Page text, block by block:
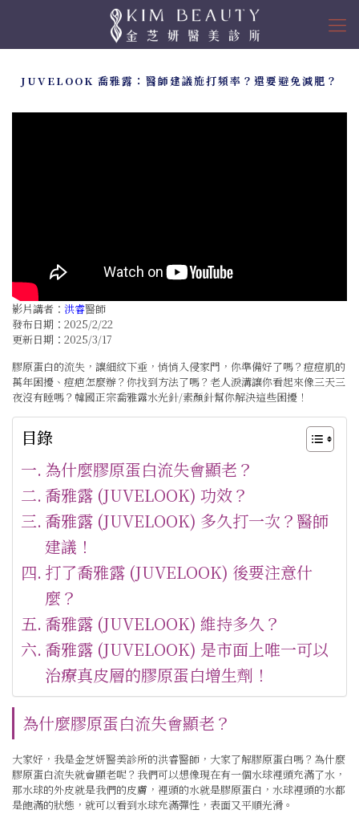
JUVELOOK 喬雅露：醫師建議施打頻率？還要避免減肥？
影片講者： 洪睿醫師
發布日期：2025/2/22
更新日期：2025/3/17
膠原蛋白的流失，讓細紋下垂，悄悄入侵家門，你準備好了嗎？痘痘肌的
萬年困擾、痘疤怎麼辦？你找到方法了嗎？老人淚溝讓你看起來像三天三
夜沒有睡嗎？韓國正宗喬雅露水光針/素顏針幫你解決這些困擾！
目錄
為什麼膠原蛋白流失會顯老？
喬雅露 (JUVELOOK) 功效？
喬雅露 (JUVELOOK) 多久打一次？醫師
建議！
打了喬雅露 (JUVELOOK) 後要注意什
麼？
喬雅露 (JUVELOOK) 維持多久？
喬雅露 (JUVELOOK) 是市面上唯一可以
治療真皮層的膠原蛋白增生劑！
為什麼膠原蛋白流失會顯老？
大家好，我是金芝妍醫美診所的洪睿醫師，大家了解膠原蛋白嗎？為什麼
膠原蛋白流失就會顯老呢？我們可以想像現在有一個水球裡頭充滿了水，
那水球的外皮就是我們的皮膚，裡頭的水就是膠原蛋白，水球裡頭的水都
是飽滿的狀態，就可以看到水球充滿彈性，表面又平順光滑。